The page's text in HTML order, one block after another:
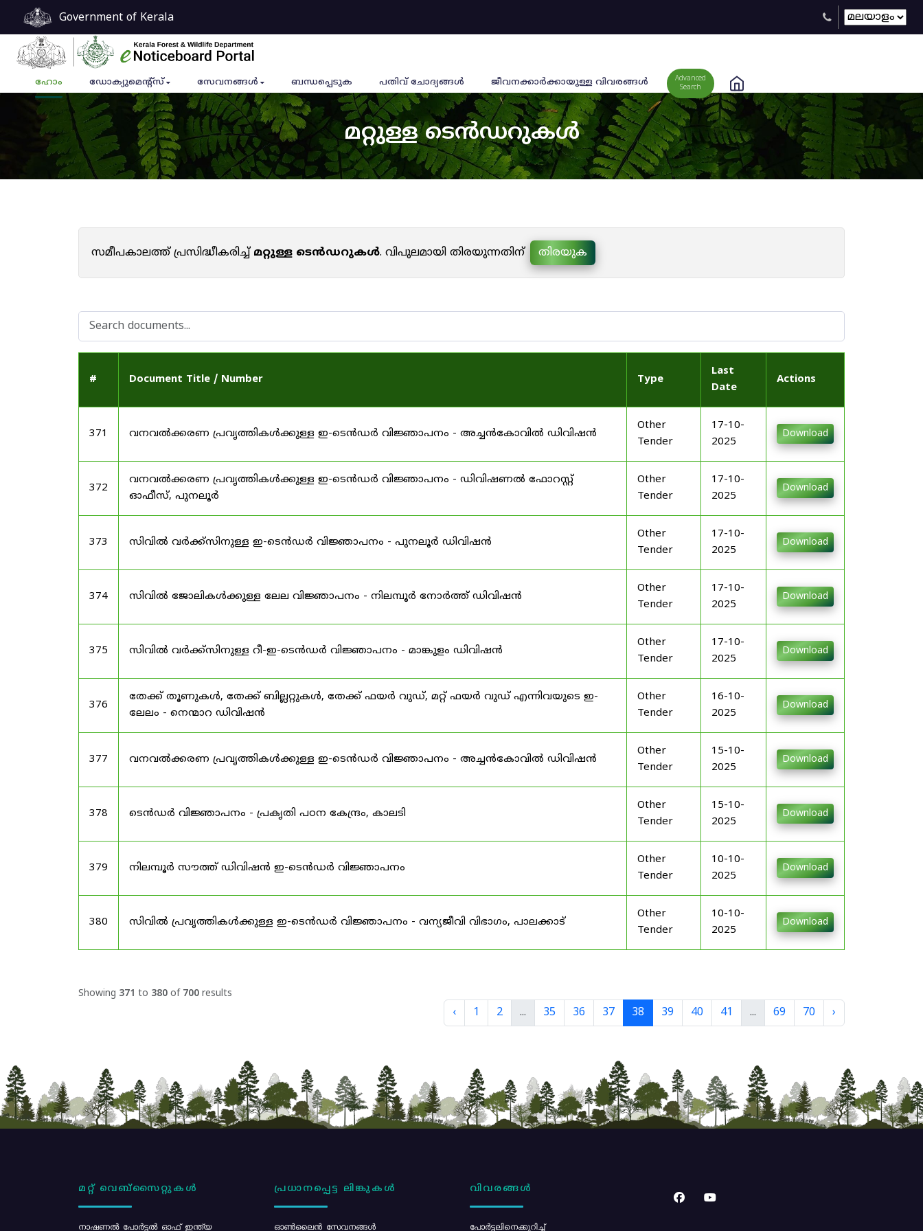
Government of Kerala
ഹോം ഡോക്യുമെൻ്റ്സ് സേവനങ്ങൾ ബന്ധപ്പെടുക പതിവ് ചോദ്യങ്ങൾ ജീവനക്കാര്‍ക്കായുള്ള വിവരങ്ങള്‍
Advanced
Search
മറ്റുള്ള ടെൻഡറുകൾ
സമീപകാലത്ത് പ്രസിദ്ധീകരിച്ച്മറ്റുള്ള ടെൻഡറുകൾ. വിപുലമായി തിരയുന്നതിന് തിരയുക
# Document Title / Number Type
Last
Date
Actions
371 വനവൽക്കരണ പ്രവൃത്തികൾക്കുള്ള ഇ-ടെൻഡർ വിജ്ഞാപനം - അച്ചൻകോവിൽ ഡിവിഷൻ
Other
Tender
17-10-
2025
Download
372
വനവൽക്കരണ പ്രവൃത്തികൾക്കുള്ള ഇ-ടെൻഡർ വിജ്ഞാപനം - ഡിവിഷണൽ ഫോറസ്റ്റ്
ഓഫീസ്, പുനലൂർ
Other
Tender
17-10-
2025
Download
373 സിവിൽ വർക്ക്സിനുള്ള ഇ-ടെൻഡർ വിജ്ഞാപനം - പുനലൂർ ഡിവിഷൻ
Other
Tender
17-10-
2025
Download
374 സിവിൽ ജോലികൾക്കുള്ള ലേല വിജ്ഞാപനം - നിലമ്പൂർ നോർത്ത് ഡിവിഷൻ
Other
Tender
17-10-
2025
Download
375 സിവിൽ വർക്ക്സിനുള്ള റീ-ഇ-ടെൻഡർ വിജ്ഞാപനം - മാങ്കുളം ഡിവിഷൻ
Other
Tender
17-10-
2025
Download
376
തേക്ക് തൂണുകൾ, തേക്ക് ബില്ലറ്റുകൾ, തേക്ക് ഫയർ വുഡ്, മറ്റ് ഫയർ വുഡ് എന്നിവയുടെ ഇ-
ലേലം - നെന്മാറ ഡിവിഷൻ
Other
Tender
16-10-
2025
Download
377 വനവൽക്കരണ പ്രവൃത്തികൾക്കുള്ള ഇ-ടെൻഡർ വിജ്ഞാപനം - അച്ചൻകോവിൽ ഡിവിഷൻ
Other
Tender
15-10-
2025
Download
378 ടെൻഡർ വിജ്ഞാപനം - പ്രകൃതി പഠന കേന്ദ്രം, കാലടി
Other
Tender
15-10-
2025
Download
379 നിലമ്പൂർ സൗത്ത് ഡിവിഷൻ ഇ-ടെൻഡർ വിജ്ഞാപനം
Other
Tender
10-10-
2025
Download
380 സിവിൽ പ്രവൃത്തികൾക്കുള്ള ഇ-ടെൻഡർ വിജ്ഞാപനം - വന്യജീവി വിഭാഗം, പാലക്കാട്
Other
Tender
10-10-
2025
Download
Showing 371 to 380 of 700 results
‹ 1 2 ... 35 36 37 38 39 40 41 ... 69 70 ›
മറ്റ് വെബ്സൈറ്റുകൾ
നാഷണൽ പോർട്ടൽ ഓഫ് ഇന്ത്യ
പ്രധാനപ്പെട്ട ലിങ്കുകൾ
ഓൺലൈൻ സേവനങ്ങൾ
വിവരങ്ങൾ
പോര്‍ട്ടലിനെക്കുറിച്ച്